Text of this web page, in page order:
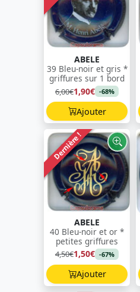
ABELE
39 Bleu-noir et gris *
griffures sur 1 bord
6,00€1,90€ -68%
Ajouter
Dernière !
ABELE
40 Bleu-noir et or *
petites griffures
4,50€1,50€ -67%
Ajouter